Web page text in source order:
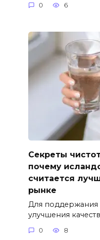
0 6
Секреты
почему
считается
рынке
Для поддержания
улучшения
0 8